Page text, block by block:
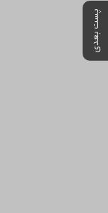
پست بعدی